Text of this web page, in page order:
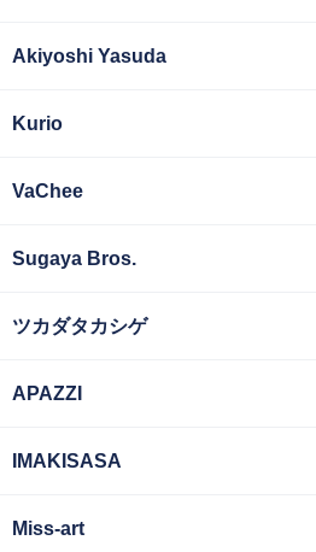
Akiyoshi Yasuda
Kurio
VaChee
Sugaya Bros.
ツカダタカシゲ
APAZZI
IMAKISASA
Miss-art